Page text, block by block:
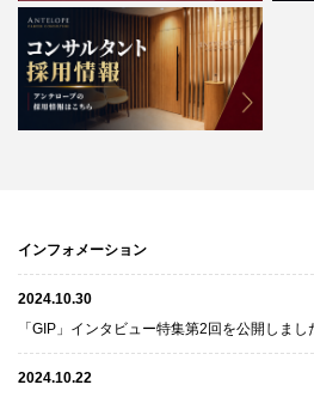
インフォメーション
2024.10.30
「GIP」インタビュー特集第2回を公開しまし
2024.10.22